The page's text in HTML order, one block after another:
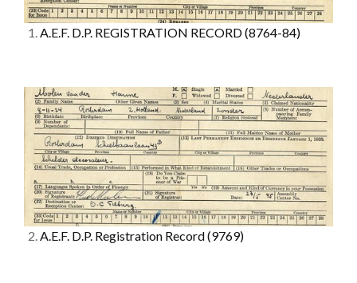
1.A.E.F. D.P. REGISTRATION RECORD(8764-84)
2.A.E.F. D.P. Registration Record(9769)